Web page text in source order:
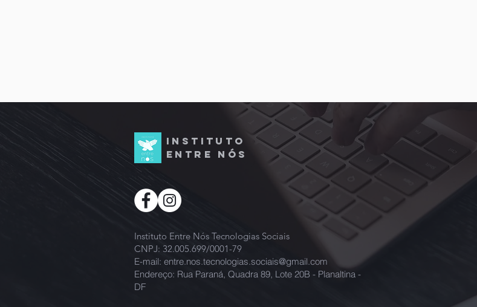
INSTITUTO
ENTRE NÓS
Instituto Entre Nós Tecnologias Sociais
CNPJ: 32.005.699/0001-79
E-mail: entre.nos.tecnologias.sociais@gmail.com
Endereço: Rua Paraná, Quadra 89, Lote 20B - Planaltina -
DF